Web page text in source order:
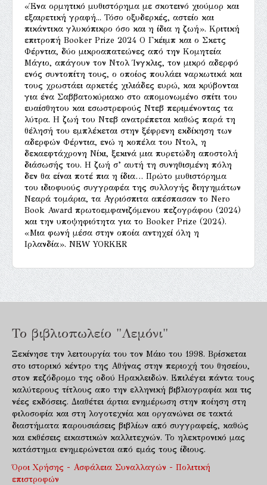
«Ένα ορμητικό μυθιστόρημα με σκοτεινό χιούμορ και
εξαιρετική γραφή... Τόσο οξυδερκές, αστείο και
πικάντικα γλυκόπικρο όσο και η ίδια η ζωή». Κριτική
επιτροπή Booker Prize 2024 Ο Γκέιμπ και ο Σκετς
Φέρντια, δύο μικροαπατεώνες από την Kομητεία
Μάγιο, απάγουν τον Ντολ Ίνγκλις, τον μικρό αδερφό
ενός συντοπίτη τους, ο οποίoς πουλάει ναρκωτικά και
τους χρωστάει αρκετές χιλιάδες ευρώ, και κρύβονται
για ένα Σαββατοκύριακο στο απομονωμένο σπίτι του
ευαίσθητου και εσωστρεφούς Ντεβ περιμένοντας τα
λύτρα. Η ζωή του Ντεβ ανατρέπεται καθώς παρά τη
θέλησή του εμπλέκεται στην ξέφρενη εκδίκηση των
αδερφών Φέρντια, ενώ η κοπέλα του Ντολ, η
δεκαεφτάχρονη Νίκι, ξεκινά μια πυρετώδη αποστολή
διάσωσής του. Η ζωή σ’ αυτή τη συνηθισμένη πόλη
δεν θα είναι ποτέ πια η ίδια… Πρώτο μυθιστόρημα
του ιδιοφυούς συγγραφέα της συλλογής διηγημάτων
Νεαρά τομάρια, τα Αγριόσπιτα απέσπασαν το Nero
Book Award πρωτοεμφανιζόμενου πεζογράφου (2024)
και την υποψηφιότητα για το Booker Prize (2024).
«Μια φωνή μέσα στην οποία αντηχεί όλη η
Ιρλανδία». NEW YORKER
Το βιβλιοπωλείο "Λεμόνι"
Ξεκίνησε την λειτουργία του τον Μάιο του 1998. Βρίσκεται
στο ιστορικό κέντρο της Αθήνας στην περιοχή του θησείου,
στον πεζόδρομο της οδού Ηρακλειδών. Επιλέγει πάντα τους
καλύτερους τίτλους απο την ελληνική βιβλιογραφία και τις
νέες εκδόσεις. Διαθέτει άρτια ενημέρωση στην ποίηση στη
φιλοσοφία και στη λογοτεχνία και οργανώνει σε τακτά
διαστήματα παρουσιάσεις βιβλίων από συγγραφείς, καθώς
και εκθέσεις εικαστικών καλλιτεχνών. Το ηλεκτρονικό μας
κατάστημα ενημερώνεται από εμάς τους ίδιους.
Όροι Χρήσης - Ασφάλεια Συναλλαγών - Πολιτική
επιστροφών